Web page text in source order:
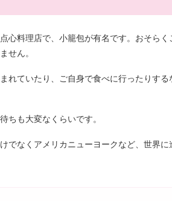
心料理店で、小籠包が有名です。おそら
せん。
れていたり、ご自身で食べに行ったりす
ちも大変なくらいです。
でなくアメリカニューヨークなど、世界に